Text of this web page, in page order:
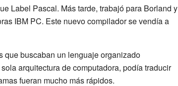
Label Pascal. Más tarde, trabajó para Borland y
IBM PC. Este nuevo compilador se vendía a
que buscaban un lenguaje organizado
arquitectura de computadora, podía traducir
fueran mucho más rápidos.